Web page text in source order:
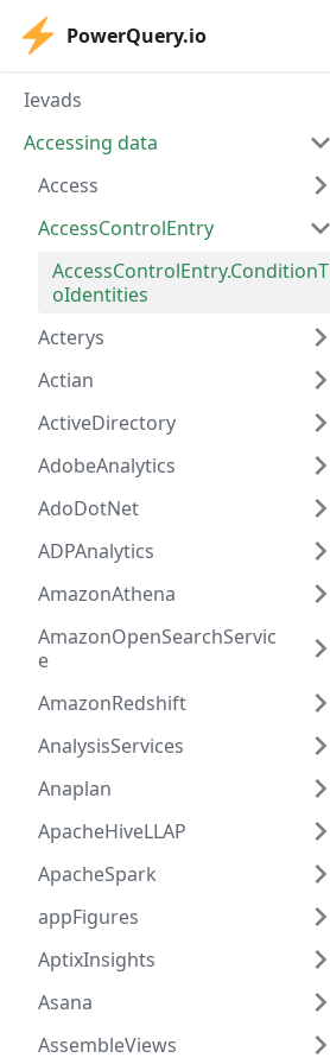
PowerQuery.io
Ievads
Accessing data
Access
AccessControlEntry
AccessControlEntry.ConditionT
oIdentities
Acterys
Actian
ActiveDirectory
AdobeAnalytics
AdoDotNet
ADPAnalytics
AmazonAthena
AmazonOpenSearchServic
e
AmazonRedshift
AnalysisServices
Anaplan
ApacheHiveLLAP
ApacheSpark
appFigures
AptixInsights
Asana
AssembleViews